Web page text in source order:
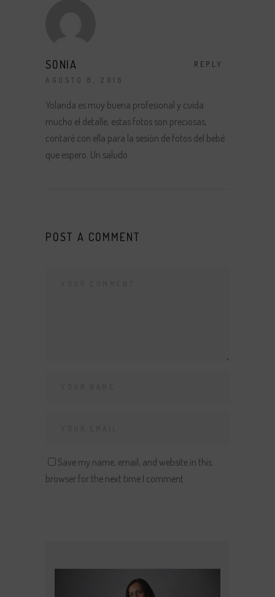
REPLY
SONIA
AGOSTO 8, 2016
Yolanda es muy buena profesional y cuida
mucho el detalle, estas fotos son preciosas,
contaré con ella para la sesión de fotos del bebé
que espero. Un saludo.
POST A COMMENT
Save my name, email, and website in this
browser for the next time I comment.